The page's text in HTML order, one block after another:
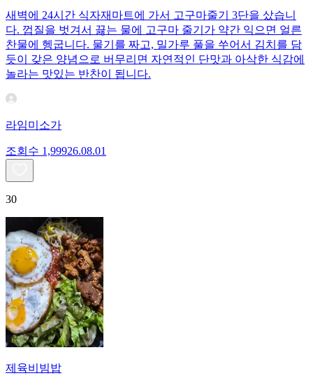
새벽에 24시간 식자재마트에 가서 고구마줄기 3단을 샀습니
다. 껍질을 벗겨서 끓는 물에 고구마 줄기가 약간 익으면 얼른
찬물에 헹굽니다. 물기를 짜고, 밀가루 풀을 쑤어서 김치를 담
듯이 갖은 양념으로 버무리면 자연적인 단맛과 아삭한 식감에
놀라는 맛있는 반찬이 됩니다.
라임미소가
조회수 1,99926.08.01
30
제육비빔밥